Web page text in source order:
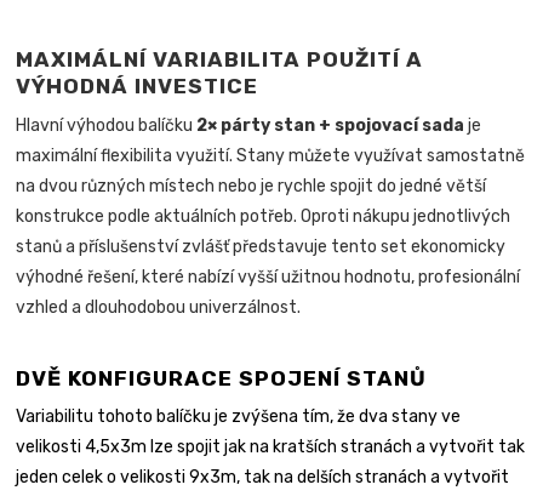
MAXIMÁLNÍ VARIABILITA POUŽITÍ A
VÝHODNÁ INVESTICE
Hlavní výhodou balíčku 2× párty stan + spojovací sada je
maximální flexibilita využití. Stany můžete využívat samostatně
na dvou různých místech nebo je rychle spojit do jedné větší
konstrukce podle aktuálních potřeb. Oproti nákupu jednotlivých
stanů a příslušenství zvlášť představuje tento set ekonomicky
výhodné řešení, které nabízí vyšší užitnou hodnotu, profesionální
vzhled a dlouhodobou univerzálnost.
DVĚ KONFIGURACE SPOJENÍ STANŮ
Variabilitu tohoto balíčku je zvýšena tím, že dva stany ve
velikosti 4,5x3m lze spojit jak na kratších stranách a vytvořit tak
jeden celek o velikosti 9x3m, tak na delších stranách a vytvořit